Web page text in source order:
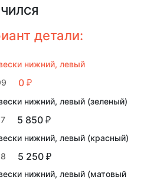
детали:
нижний, левый
0 ₽
нижний, левый (зеленый)
5 850 ₽
нижний, левый (красный)
5 250 ₽
нижний, левый (матовый